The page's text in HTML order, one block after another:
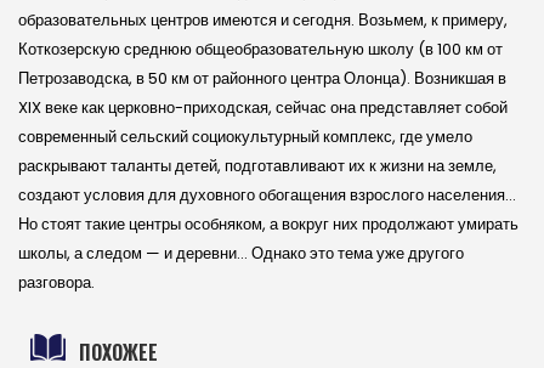
образовательных центров имеются и сегодня. Возьмем, к примеру,
Коткозерскую среднюю общеобразовательную школу (в 100 км от
Петрозаводска, в 50 км от районного центра Олонца). Возникшая в
XIX веке как церковно-приходская, сейчас она представляет собой
современный сельский социокультурный комплекс, где умело
раскрывают таланты детей, подготавливают их к жизни на земле,
создают условия для духовного обогащения взрослого населения…
Но стоят такие центры особняком, а вокруг них продолжают умирать
школы, а следом — и деревни… Однако это тема уже другого
разговора.
ПОХОЖЕЕ